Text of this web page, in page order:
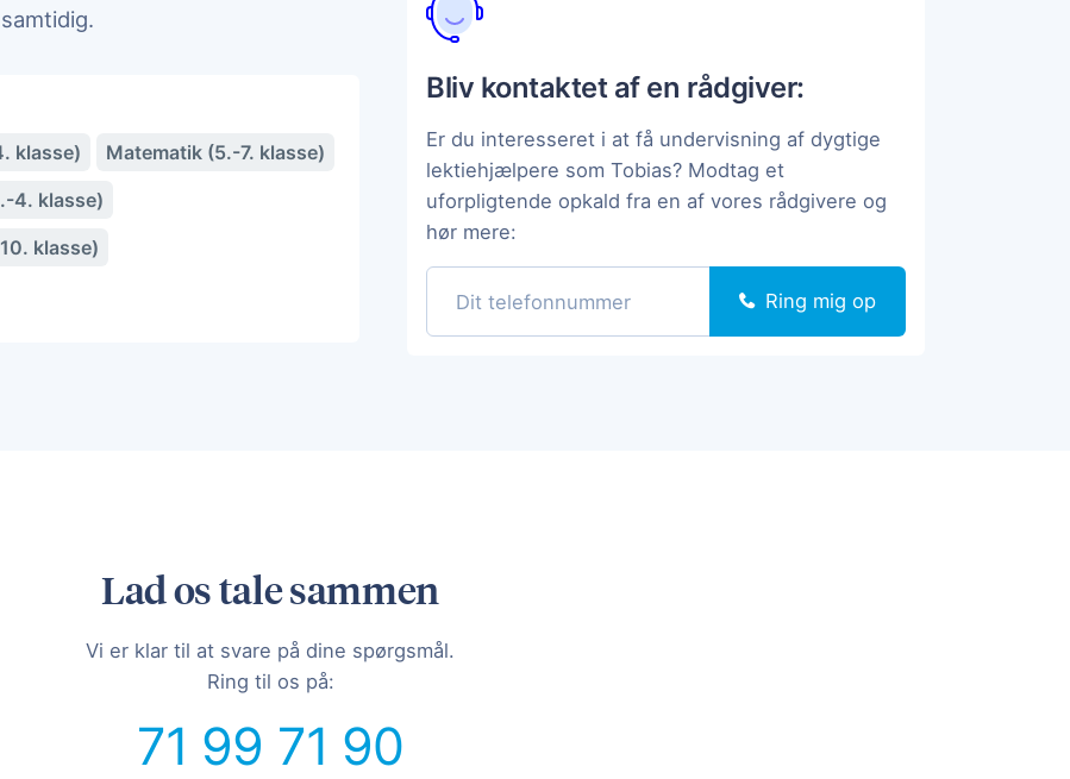
klasse)
Matematik (5.-7. klasse)
4. klasse)
klasse)
Bliv kontaktet af en rådgiver:
Er du interesseret i at få undervisning af dygtige
lektiehjælpere som Tobias? Modtag et
uforpligtende opkald fra en af vores rådgivere og
hør mere:
Ring mig op
Lad os tale sammen
Vi er klar til at svare på dine spørgsmål.
Ring til os på:
71 99 71 90